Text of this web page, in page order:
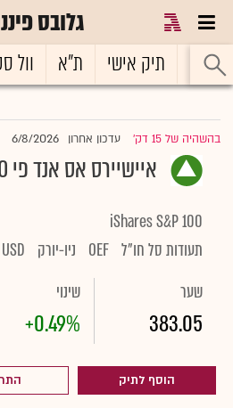
גלובס
ראשי תיק אישי ת"א וול
בהשהיה של 15 דק' |עדכון אחרון 6/8/2026
איישיירס אס אנד פי 100
iShares S&P 100
תעודות סל חו"ל OEF ניו-יורק USD
שער
383.05
שינוי
+0.49%
הוסף לתיק